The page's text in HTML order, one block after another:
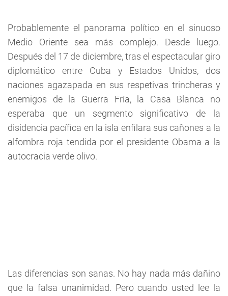
Probablemente el panorama político en el sinuoso
Medio Oriente sea más complejo. Desde luego.
Después del 17 de diciembre, tras el espectacular giro
diplomático entre Cuba y Estados Unidos, dos
naciones agazapada en sus respetivas trincheras y
enemigos de la Guerra Fría, la Casa Blanca no
esperaba que un segmento significativo de la
disidencia pacífica en la isla enfilara sus cañones a la
alfombra roja tendida por el presidente Obama a la
autocracia verde olivo.
Las diferencias son sanas. No hay nada más dañino
que la falsa unanimidad. Pero cuando usted lee la